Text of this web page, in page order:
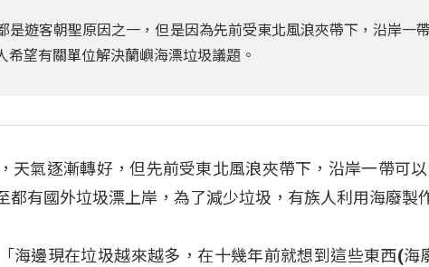
是遊客朝聖原因之一，但是因為先前受東北風浪夾帶下，沿岸一
希望有關單位解決蘭嶼海漂垃圾議題。
天氣逐漸轉好，但先前受東北風浪夾帶下，沿岸一帶可
都有國外垃圾漂上岸，為了減少垃圾，有族人利用海廢製
海邊現在垃圾越來越多，在十幾年前就想到這些東西(海